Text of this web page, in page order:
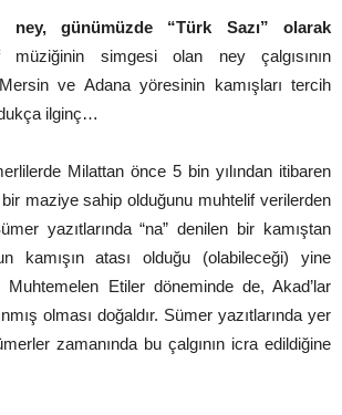
ney, günümüzde “Türk Sazı” olarak
müziğinin simgesi olan ney çalgısının
ve Adana yöresinin kamışları tercih
ilginç…
Milattan önce 5 bin yılından itibaren
bir maziye sahip olduğunu muhtelif verilerden
yazıtlarında “na” denilen bir kamıştan
kamışın atası olduğu (olabileceği) yine
Muhtemelen Etiler döneminde de, Akad’lar
olması doğaldır. Sümer yazıtlarında yer
zamanında bu çalgının icra edildiğine